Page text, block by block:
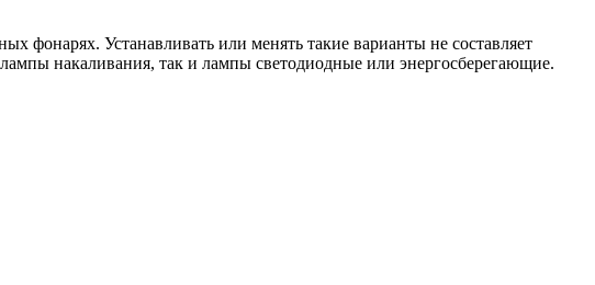
фонарях. Устанавливать или менять такие варианты не составляет
накаливания, так и лампы светодиодные или энергосберегающие.